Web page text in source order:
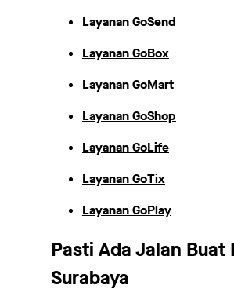
Layanan GoSend
Layanan GoBox
Layanan GoMart
Layanan GoShop
Layanan GoLife
Layanan GoTix
Layanan GoPlay
Pasti Ada Jalan Buat
Surabaya